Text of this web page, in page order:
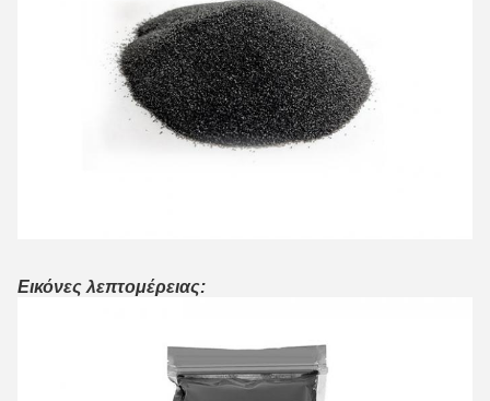
Εικόνες λεπτομέρειας: